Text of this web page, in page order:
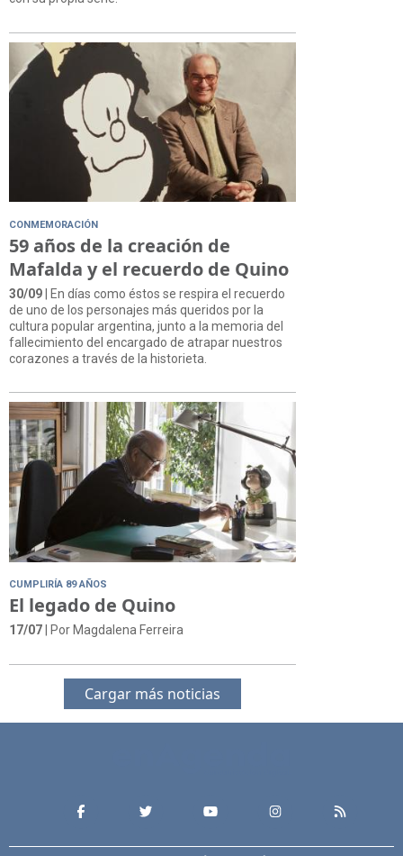
CONMEMORACIÓN
59 años de la creación de
Mafalda y el recuerdo de Quino
30/09| En días como éstos se respira el recuerdo
de uno de los personajes más queridos por la
cultura popular argentina, junto a la memoria del
fallecimiento del encargado de atrapar nuestros
corazones a través de la historieta.
CUMPLIRÍA 89 AÑOS
El legado de Quino
17/07 | Por Magdalena Ferreira
Cargar más noticias